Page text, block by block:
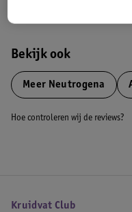
Bekijk ook
Meer Neutrogena
Hoe controleren wij de reviews?
Kruidvat Club